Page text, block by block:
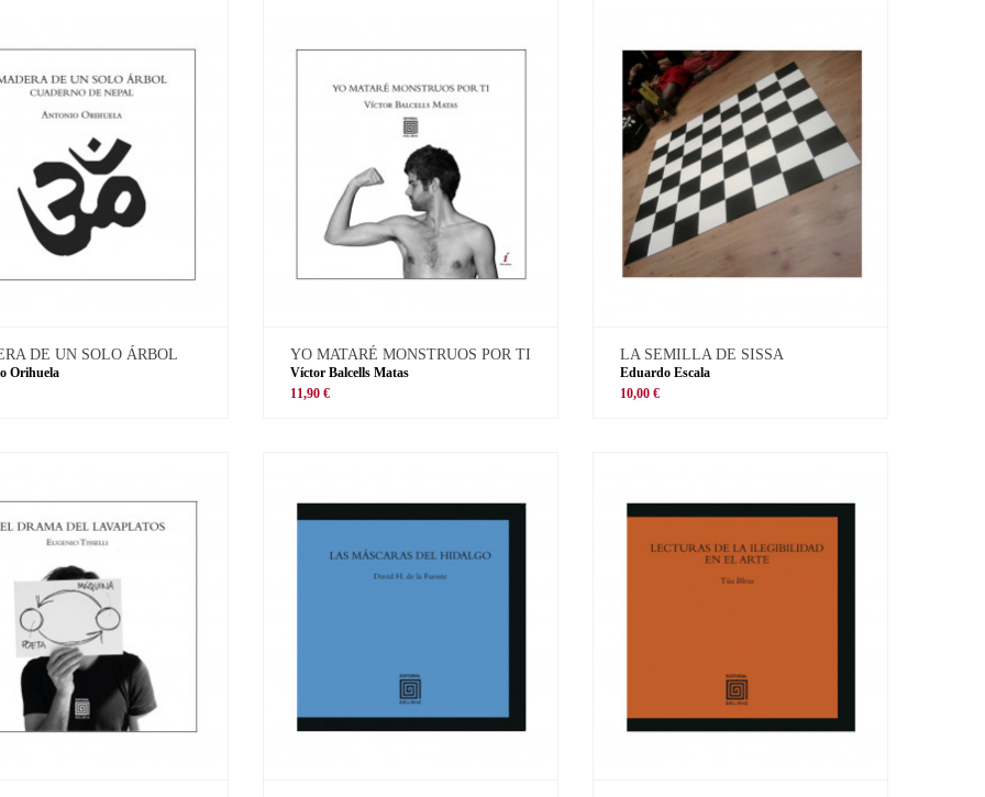
DE UN SOLO ÁRBOL
Orihuela
YO MATARÉ MONSTRUOS POR TI
Víctor Balcells Matas
11,90 €
LA SEMILLA DE SISSA
Eduardo Escala
10,00 €